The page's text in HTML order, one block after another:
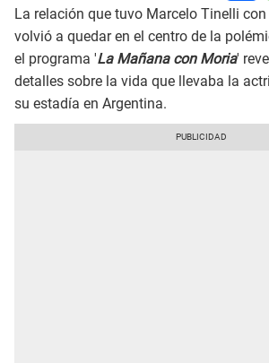
La relación que tuvo Marcelo Tinelli con
volvió a quedar en el centro de la
el programa 'La Mañana con Moria'
detalles sobre la vida que llevaba la
su estadía en Argentina.